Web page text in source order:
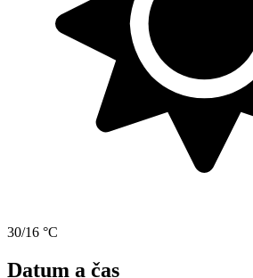
30/16 °C
Datum a čas